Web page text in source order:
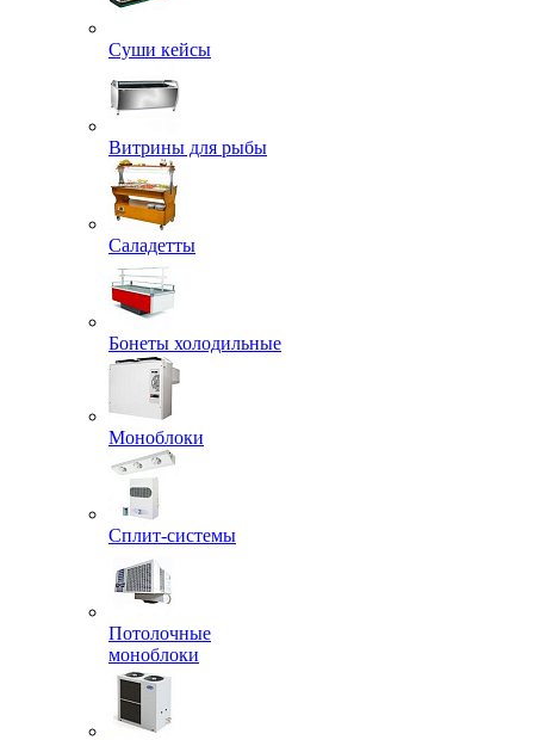
Суши кейсы
Витрины для рыбы
Саладетты
Бонеты холодильные
Моноблоки
Сплит-системы
Потолочные
моноблоки